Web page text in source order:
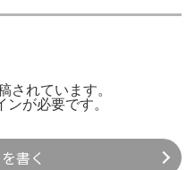
されています。
ンが必要です。
書く